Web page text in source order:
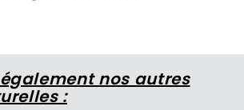
nos autres
: